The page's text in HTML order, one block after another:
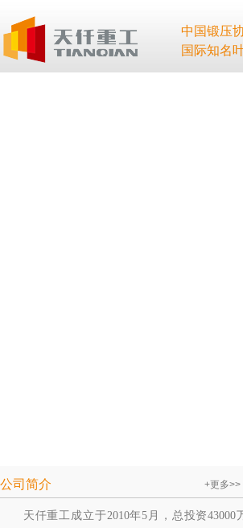
中国锻压
国际知名
公司简介 +更多>>
天仟重工成立于2010年5月，总投资43000